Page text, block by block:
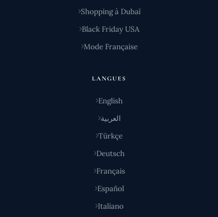
Shopping à Dubaï
Black Friday USA
Mode Française
LANGUES
English
العربية
Türkçe
Deutsch
Français
Español
Italiano